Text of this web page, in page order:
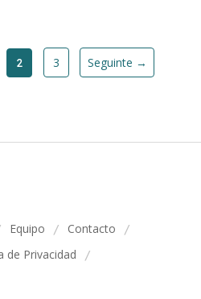
2 3 Seguinte →
Equipo / Contacto /
de Privacidad /